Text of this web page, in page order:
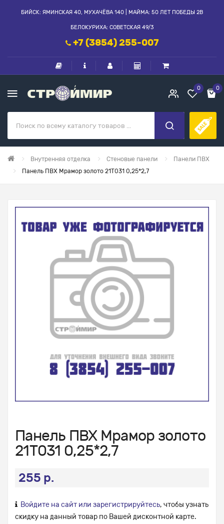
БИЙСК: ЯМИНСКАЯ 40, МУХАЧЁВА 140 | МАЙМА: 50 ЛЕТ ПОБЕДЫ 2В
БЕЛОКУРИХА: СОВЕТСКАЯ 49/3
+7 (3854) 255-007
0 0
Внутренняя отделка Стеновые панели
Панели ПВХ
Панель ПВХ Мрамор золото 21Т031 0,25*2,7
Панель ПВХ Мрамор золото
21Т031 0,25*2,7
255 р.
Войдите на сайт или зарегистрируйтесь, чтобы узнать
скидку на данный товар по Вашей дисконтной карте.